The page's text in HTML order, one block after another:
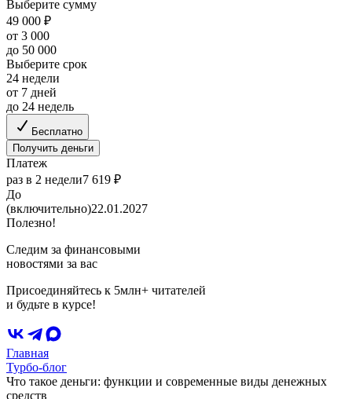
Выберите сумму
49 000 ₽
от 3 000
до 50 000
Выберите срок
24 недели
от 7 дней
до 24 недель
Бесплатно
Получить деньги
Платеж
раз в 2 недели7 619 ₽
До
(включительно)22.01.2027
Полезно!
Следим за финансовыми
новостями за вас
Присоединяйтесь к 5млн+ читателей
и будьте в курсе!
Главная
Турбо-блог
Что такое деньги: функции и современные виды денежных
средств